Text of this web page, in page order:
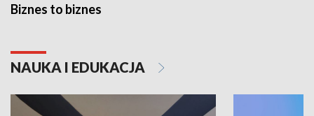
Biznes to biznes
NAUKA I EDUKACJA